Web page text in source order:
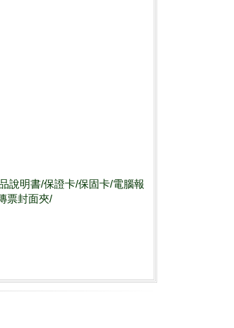
說明書/保證卡/保固卡/電腦報
票封面夾/